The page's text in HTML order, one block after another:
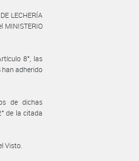
LECHERÍA
MINISTERIO
8°, las
han adherido
de dichas
de la citada
Visto.